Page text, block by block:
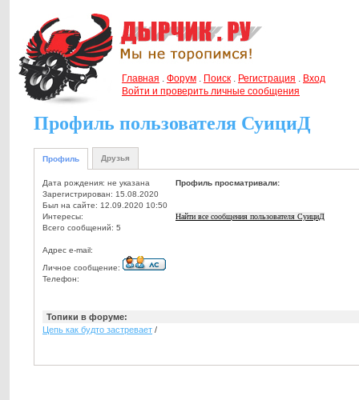
Главная . Форум . Поиск . Регистрация . Вход
Войти и проверить личные сообщения
Профиль пользователя СуициД
Профиль Друзья
Дата рождения: не указана
Зарегистрирован: 15.08.2020
Был на сайте: 12.09.2020 10:50
Интересы:
Всего сообщений: 5
Адрес e-mail:
Личное сообщение:
Телефон:
Профиль просматривали:
Найти все сообщения пользователя СуициД
Топики в форуме:
Цепь как будто застревает /